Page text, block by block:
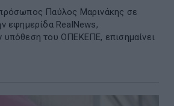
Παύλος Μαρινάκης σε
εφημερίδα RealNews,
υπόθεση του ΟΠΕΚΕΠΕ, επισημαίνει